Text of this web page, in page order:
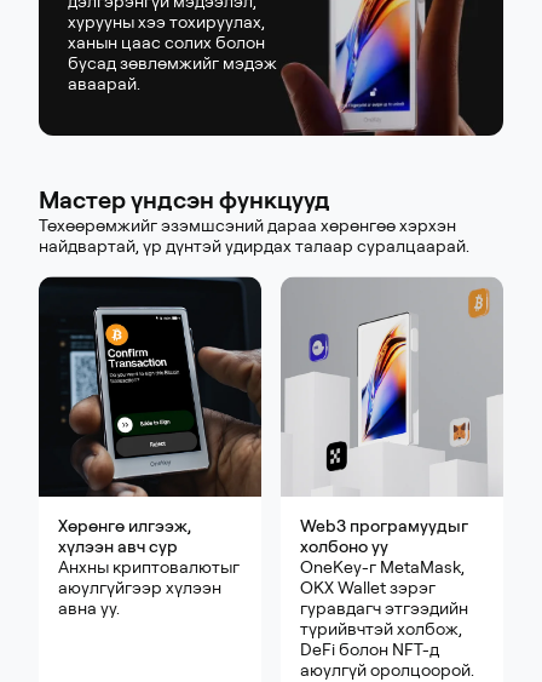
хурууны хээ тохируулах,
ханын цаас солих болон
бусад зөвлөмжийг мэдэж
аваарай.
Мастер үндсэн функцууд
Төхөөрөмжийг эзэмшсэний дараа хөрөнгөө хэрхэн
найдвартай, үр дүнтэй удирдах талаар суралцаарай.
Хөрөнгө илгээж,
хүлээн авч сур
Анхны криптовалютыг
аюулгүйгээр хүлээн
авна уу.
Web3 програмуудыг
холбоно уу
OneKey-г MetaMask,
OKX Wallet зэрэг
гуравдагч этгээдийн
түрийвчтэй холбож,
DeFi болон NFT-д
аюулгүй оролцоорой.